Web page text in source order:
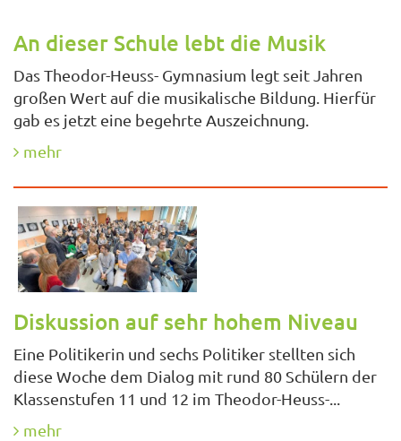
An dieser Schule lebt die Musik
Das Theodor-Heuss- Gymnasium legt seit Jahren
großen Wert auf die musikalische Bildung. Hierfür
gab es jetzt eine begehrte Auszeichnung.
mehr
Diskussion auf sehr hohem Niveau
Eine Politikerin und sechs Politiker stellten sich
diese Woche dem Dialog mit rund 80 Schülern der
Klassenstufen 11 und 12 im Theodor-Heuss-...
mehr